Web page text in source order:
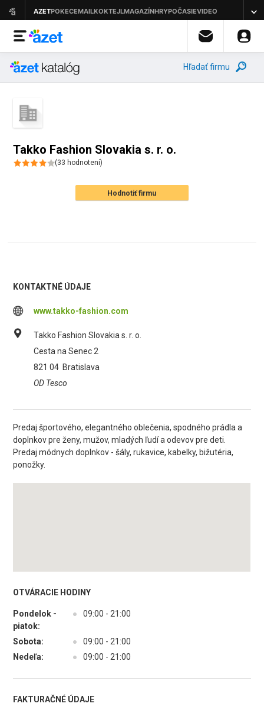
Hľadať firmu
Takko Fashion Slovakia s. r. o.
(33 hodnotení)
Hodnotiť firmu
KONTAKTNÉ ÚDAJE
www.takko-fashion.com
Takko Fashion Slovakia s. r. o.
Cesta na Senec 2
821 04 Bratislava
OD Tesco
Predaj športového, elegantného oblečenia, spodného prádla a
doplnkov pre ženy, mužov, mladých ľudí a odevov pre deti.
Predaj módnych doplnkov - šály, rukavice, kabelky, bižutéria,
ponožky.
OTVÁRACIE HODINY
Pondelok -
piatok:
● 09:00 - 21:00
Sobota: ●
09:00 - 21:00
Nedeľa:
● 09:00 - 21:00
FAKTURAČNÉ ÚDAJE